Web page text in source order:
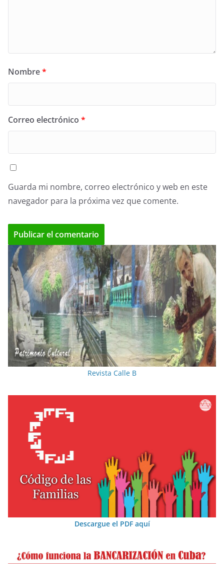
Nombre*
Correo electrónico *
Guarda mi nombre, correo electrónico y web en este
navegador para la próxima vez que comente.
Revista Calle B
Descargue el PDF aquí